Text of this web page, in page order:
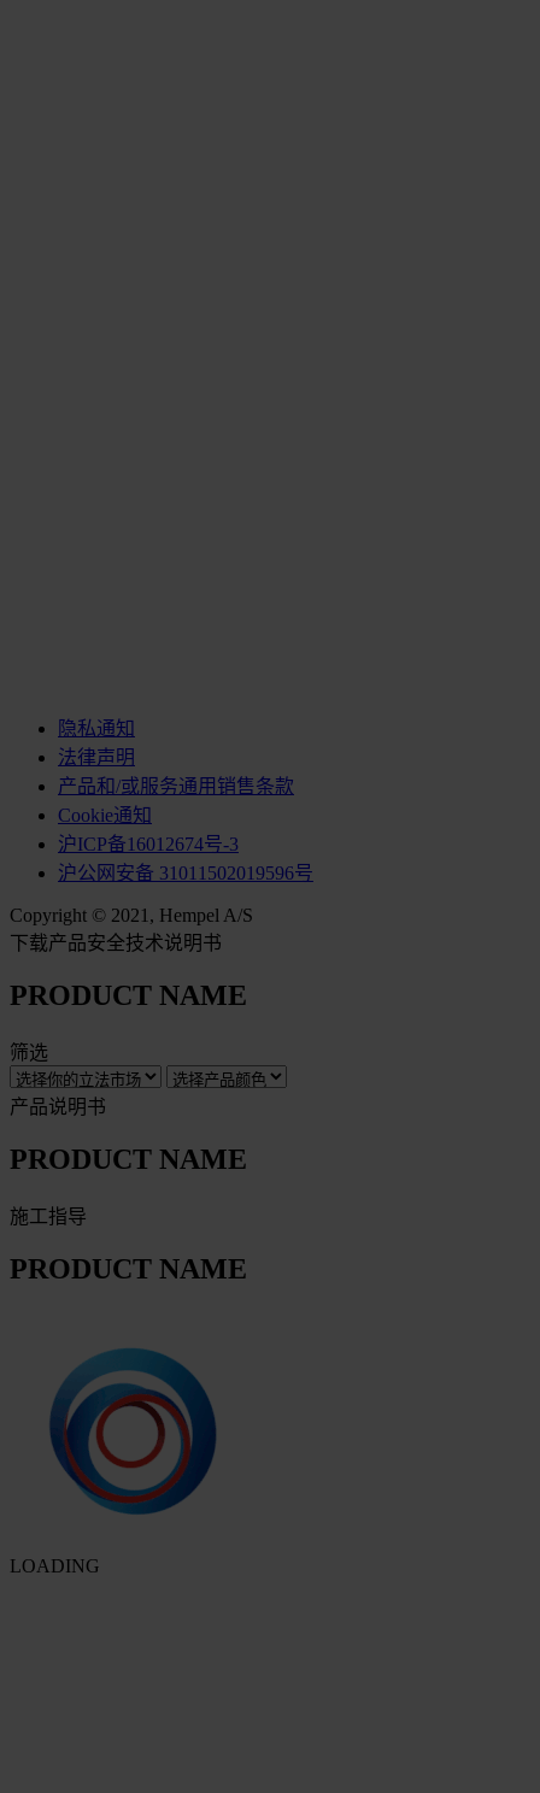
隐私通知
法律声明
产品和/或服务通用销售条款
Cookie通知
沪ICP备16012674号-3
沪公网安备 31011502019596号
Copyright © 2021, Hempel A/S
下载产品安全技术说明书
PRODUCT NAME
筛选
产品说明书
PRODUCT NAME
施工指导
PRODUCT NAME
LOADING